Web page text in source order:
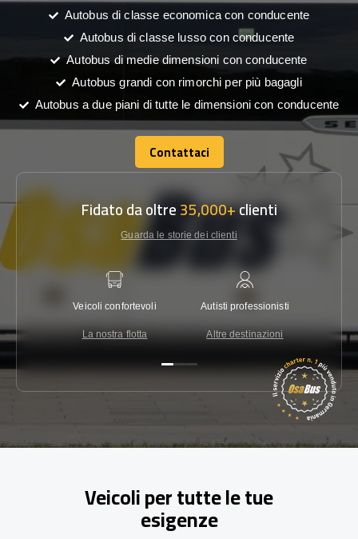
Autobus di classe economica con conducente
Autobus di classe lusso con conducente
Autobus di medie dimensioni con conducente
Autobus grandi con rimorchi per più bagagli
Autobus a due piani di tutte le dimensioni con conducente
Contattaci
Contattaci
Fidato da oltre35,000+clienti
Guarda le storie dei clienti
Veicoli confortevoli
La nostra flotta
Autisti professionisti
Altre destinazioni
Veicoli per tutte le tue
esigenze